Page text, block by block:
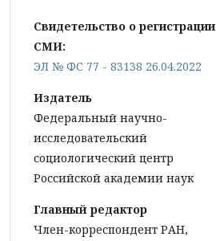
Свидетельство о регистрации
СМИ:
ЭЛ № ФС 77 - 83138 26.04.2022
Издатель
Федеральный научно-
исследовательский
социологический центр
Российской академии наук
Главный редактор
Член-корреспондент РАН,